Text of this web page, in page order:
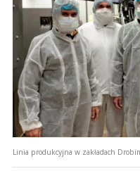
Linia produkcyjna w zakładach